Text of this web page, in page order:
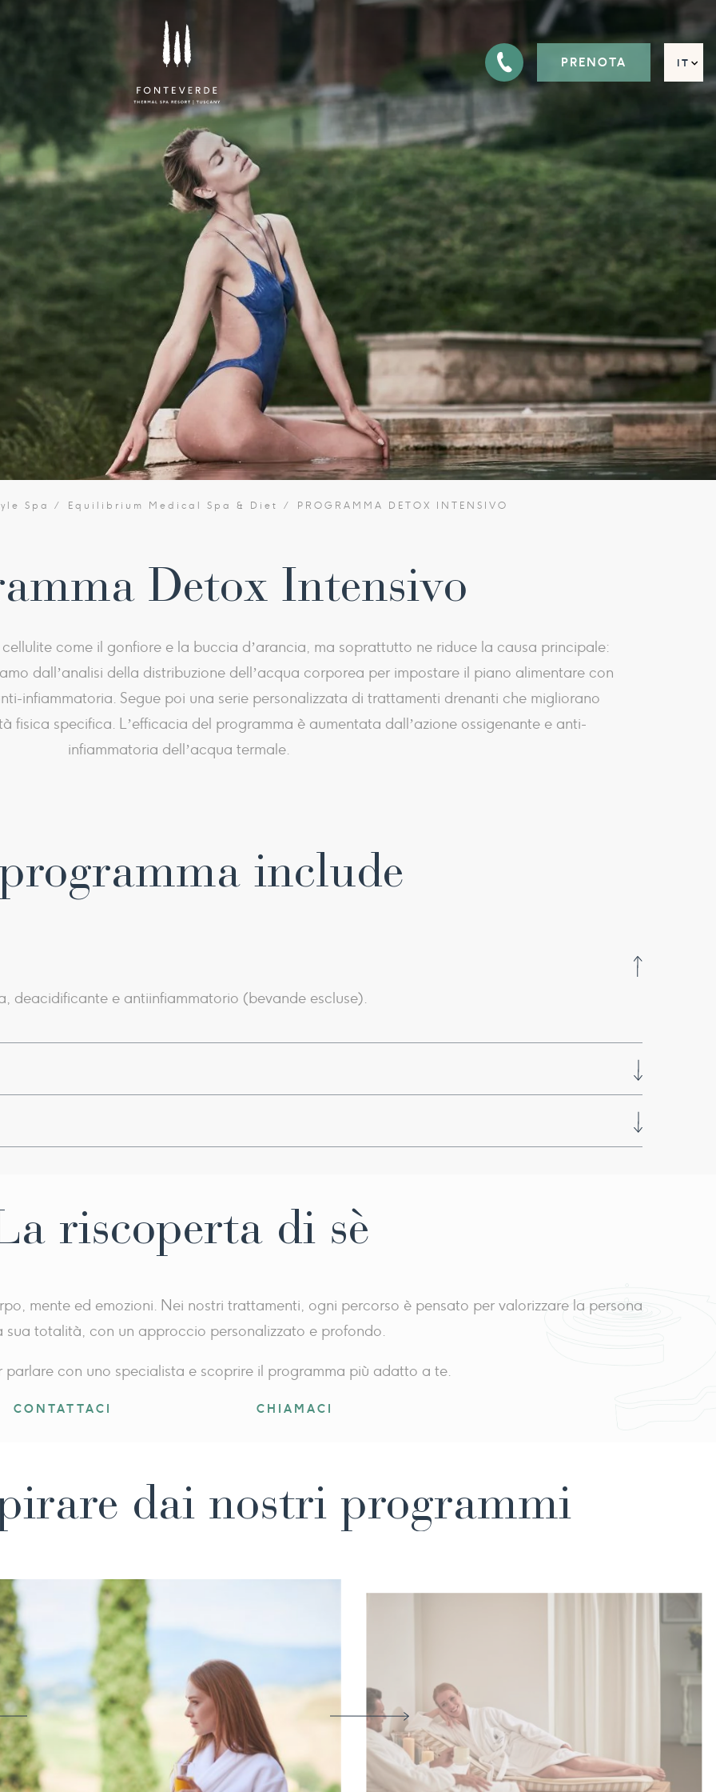
PRENOTA
DE
IT
Spa Equilibrium Medical Spa & Diet PROGRAMMA DETOX INTENSIVO
Detox Intensivo
come il gonfiore e la buccia d’arancia, ma soprattutto ne riduce la causa principale:
dall’analisi della distribuzione dell’acqua corporea per impostare il piano alimentare con
infiammatoria. Segue poi una serie personalizzata di trattamenti drenanti che migliorano
fisica specifica. L’efficacia del programma è aumentata dall’azione ossigenante e anti-
infiammatoria dell’acqua termale.
include
deacidificante e antiinfiammatorio (bevande escluse).
in cascata
antropometrica
riscoperta di sè
mente ed emozioni. Nei nostri trattamenti, ogni percorso è pensato per valorizzare la persona
sua totalità, con un approccio personalizzato e profondo.
parlare con uno specialista e scoprire il programma più adatto a te.
CONTATTACI CHIAMACI
dai nostri programmi